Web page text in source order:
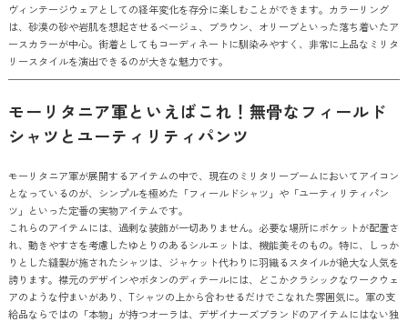
ヴィンテージウェアとしての経年変化を存分に楽しむことができます。カラーリング
は、砂漠の砂や岩肌を想起させるベージュ、ブラウン、オリーブといった落ち着いたア
ースカラーが中心。街着としてもコーディネートに馴染みやすく、非常に上品なミリタ
リースタイルを演出できるのが大きな魅力です。
モーリタニア軍といえばこれ！無骨なフィールド
シャツとユーティリティパンツ
モーリタニア軍が展開するアイテムの中で、現在のミリタリーブームにおいてアイコン
となっているのが、シンプルを極めた「フィールドシャツ」や「ユーティリティパン
ツ」といった定番の実物アイテムです。
これらのアイテムには、過剰な装飾が一切ありません。必要な場所にポケットが配置さ
れ、動きやすさを考慮したゆとりのあるシルエットは、機能美そのもの。特に、しっか
りとした縫製が施されたシャツは、ジャケット代わりに羽織るスタイルが絶大な人気を
誇ります。襟元のデザインやボタンのディテールには、どこかクラシックなワークウェ
アのような佇まいがあり、Tシャツの上から合わせるだけでこなれた雰囲気に。軍の支
給品ならではの「本物」が持つオーラは、デザイナーズブランドのアイテムにはない独